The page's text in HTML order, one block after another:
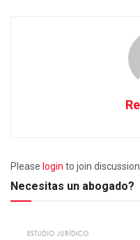
Please login to join discussion
Necesitas un abogado?